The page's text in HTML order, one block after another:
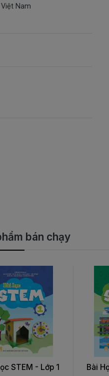
Nam
bán chạy
STEM - Lớp 1 Bài